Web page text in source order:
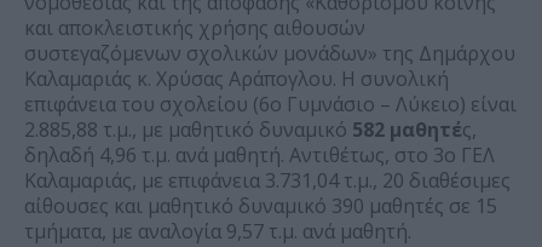
και αποκλειστικής χρήσης αιθουσών
συστεγαζόμενων σχολικών μονάδων» της Δημάρχου
Καλαμαριάς κ. Χρύσας Αράπογλου. Η συνολική
επιφάνεια του σχολείου (6ο Γυμνάσιο – Λύκειο) είναι
2.885,88 τ.μ., με μαθητικό δυναμικό 582 μαθητές,
δηλαδή 4,96 τ.μ. ανά μαθητή. Αντιθέτως, στο 3ο ΓΕΛ
Καλαμαριάς, με επιφάνεια 3.731,04 τ.μ., 20 διαθέσιμες
αίθουσες και μαθητικό δυναμικό 390 μαθητές σε 15
τμήματα, με αναλογία 9,57 τ.μ. ανά μαθητή.